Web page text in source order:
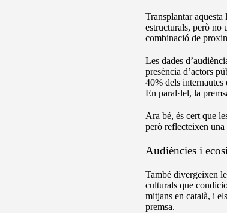
Transplantar
estructurals, però no
combinació de
Les dades
presència d’actors
40% dels internautes
En paral·lel, la
Ara bé, és cert que
però reflecteixen
Audiències i
També divergeixen
culturals que
mitjans en català, i
premsa.